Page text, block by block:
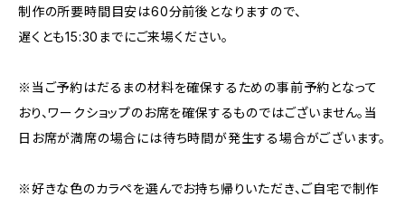
制作の所要時間目安は60分前後となりますので、
遅くとも15:30までにご来場ください。
※当ご予約はだるまの材料を確保するための事前予約となって
おり、ワークショップのお席を確保するものではございません。当
日お席が満席の場合には待ち時間が発生する場合がございます。
※好きな色のカラペを選んでお持ち帰りいただき、ご自宅で制作